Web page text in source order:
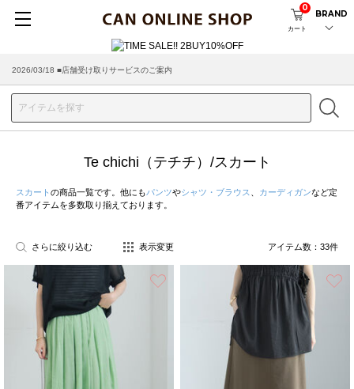
カート
0
BRAND
2026/08/04 ■8/13(木)AM2:00～サイトメンテナンス実施のお知らせ
2026/03/18 ■店舗受け取りサービスのご案内
Te chichi（テチチ）/スカート
スカート の商品一覧です。他にもパンツやシャツ・ブラウス カーディガンなど定
番アイテムを多数取り揃えております。
さらに絞り込む 表示変更 アイテム数： 33件